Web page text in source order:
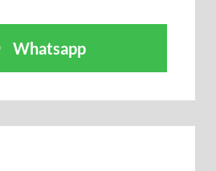
Whatsapp